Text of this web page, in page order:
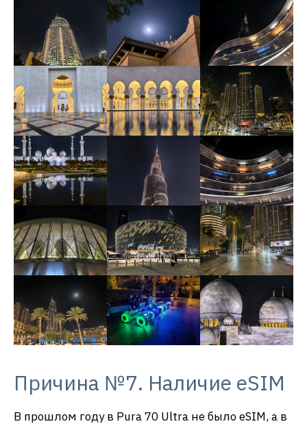
Причина №7. Наличие eSIM
В прошлом году в Pura 70 Ultra не было eSIM, а в